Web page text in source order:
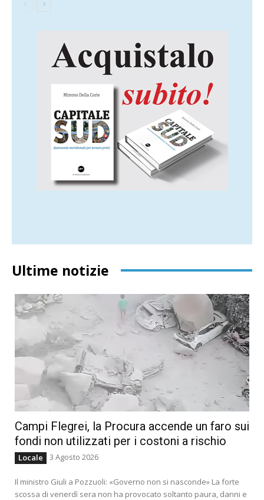
Ultime notizie
Campi Flegrei, la Procura accende un faro sui
fondi non utilizzati per i costoni a rischio
Locale 3 Agosto 2026
Il ministro Giuli a Pozzuoli: «Governo non si nasconde» La forte
scossa di venerdì sera non ha provocato soltanto paura, danni e